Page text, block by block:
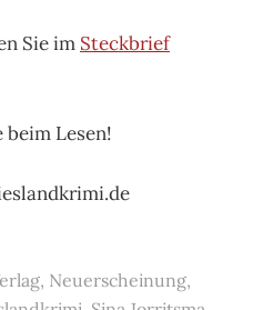
Sie im Steckbrief
Lesen!
, Neuerscheinung,